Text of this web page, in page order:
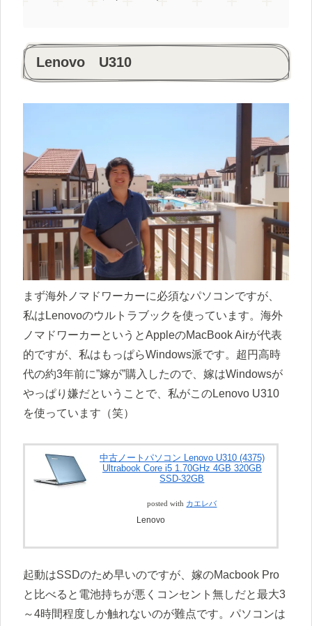
Lenovo U310
まず海外ノマドワーカーに必須なパソコンですが、
私はLenovoのウルトラブックを使っています。海外
ノマドワーカーというとAppleのMacBook Airが代表
的ですが、私はもっぱらWindows派です。超円高時
代の約3年前に”嫁が”購入したので、嫁はWindowsが
やっぱり嫌だということで、私がこのLenovo U310
を使っています（笑）
中古ノートパソコン Lenovo U310 (4375)
Ultrabook Core i5 1.70GHz 4GB 320GB
SSD-32GB
posted with カエレバ
Lenovo
起動はSSDのため早いのですが、嫁のMacbook Pro
と比べると電池持ちが悪くコンセント無しだと最大3
～4時間程度しか触れないのが難点です。パソコンは